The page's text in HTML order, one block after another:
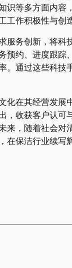
识等多方面内容
工作积极性与创
服务创新，将科
预约、进度跟踪
。通过这些科技
化在其经营发展
，收获客户认可
来，随着社会对
在保洁行业续写